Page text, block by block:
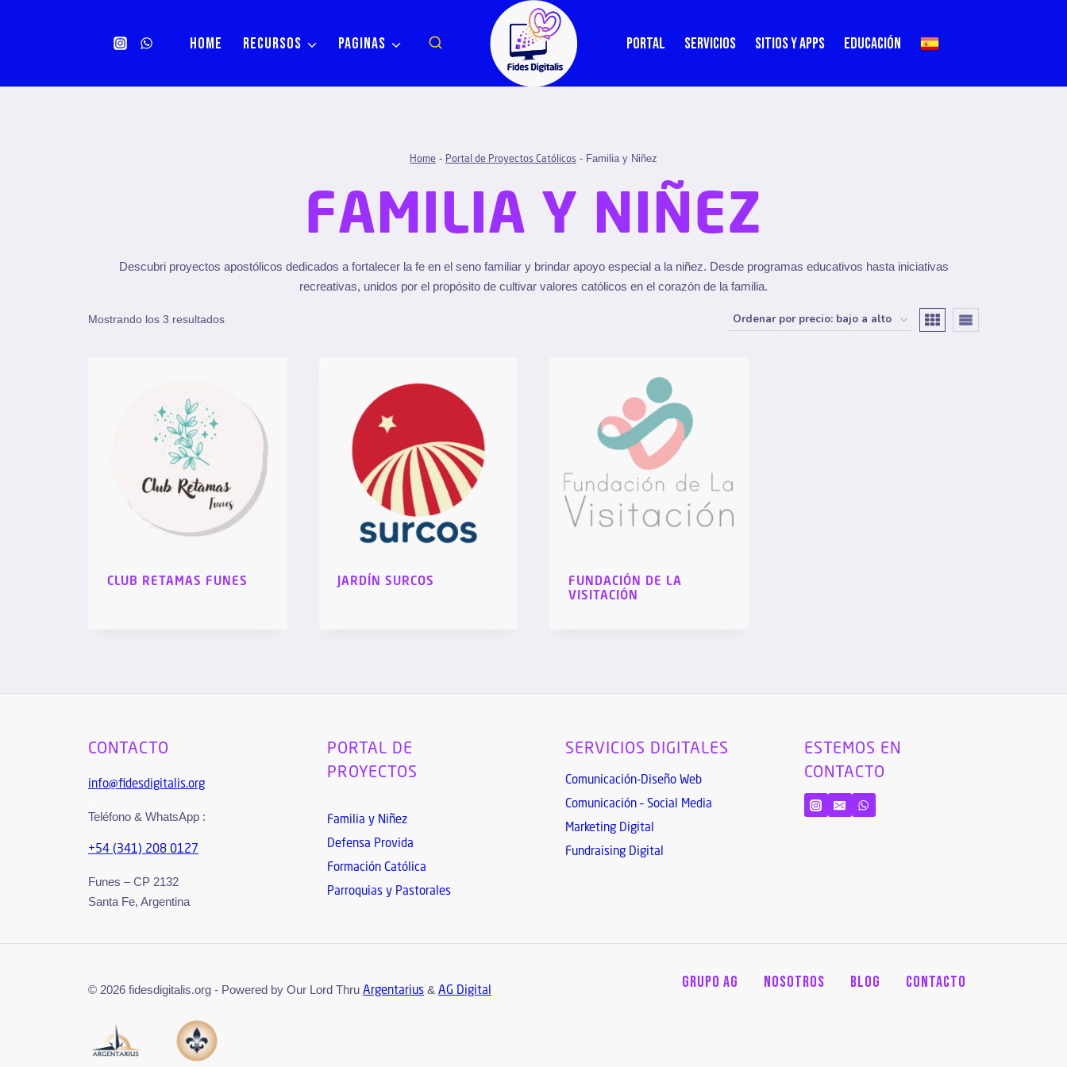
HOME RECURSOS PAGINAS PORTAL SERVICIOS SITIOS Y APPS EDUCACIÓN
Home - Portal de Proyectos Católicos - Familia y Niñez
FAMILIA Y NIÑEZ
Descubri proyectos apostólicos dedicados a fortalecer la fe en el seno familiar y brindar apoyo especial a la niñez. Desde programas educativos hasta iniciativas
recreativas, unidos por el propósito de cultivar valores católicos en el corazón de la familia.
Mostrando los 3 resultados
CLUB RETAMAS FUNES JARDÍN SURCOS
FUNDACIÓN DE LA
VISITACIÓN
CONTACTO
info@fidesdigitalis.org
Teléfono & WhatsApp :
+54 (341) 208 0127
Funes – CP 2132
Santa Fe, Argentina
PORTAL DE
PROYECTOS
Familia y Niñez
Defensa Provida
Formación Católica
Parroquias y Pastorales
SERVICIOS DIGITALES
Comunicación-Diseño Web
Comunicación – Social Media
Marketing Digital
Fundraising Digital
ESTEMOS EN
CONTACTO
© 2026 fidesdigitalis.org - Powered by Our Lord Thru Argentarius & AG Digital GRUPO AG NOSOTROS BLOG CONTACTO